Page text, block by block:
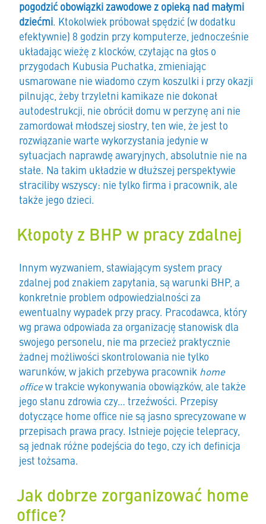
pogodzić obowiązki zawodowe z opieką nad małymi
dziećmi. Ktokolwiek próbował spędzić (w dodatku
efektywnie) 8 godzin przy komputerze, jednocześnie
układając wieżę z klocków, czytając na głos o
przygodach Kubusia Puchatka, zmieniając
usmarowane nie wiadomo czym koszulki i przy okazji
pilnując, żeby trzyletni kamikaze nie dokonał
autodestrukcji, nie obrócił domu w perzynę ani nie
zamordował młodszej siostry, ten wie, że jest to
rozwiązanie warte wykorzystania jedynie w
sytuacjach naprawdę awaryjnych, absolutnie nie na
stałe. Na takim układzie w dłuższej perspektywie
straciliby wszyscy: nie tylko firma i pracownik, ale
także jego dzieci.
Kłopoty z BHP w pracy zdalnej
Innym wyzwaniem, stawiającym system pracy
zdalnej pod znakiem zapytania, są warunki BHP, a
konkretnie problem odpowiedzialności za
ewentualny wypadek przy pracy. Pracodawca, który
wg prawa odpowiada za organizację stanowisk dla
swojego personelu, nie ma przecież praktycznie
żadnej możliwości skontrolowania nie tylko
warunków, w jakich przebywa pracownik home
officew trakcie wykonywania obowiązków, ale także
jego stanu zdrowia czy… trzeźwości. Przepisy
dotyczące home office nie są jasno sprecyzowane w
przepisach prawa pracy. Istnieje pojęcie telepracy,
są jednak różne podejścia do tego, czy ich definicja
jest tożsama.
Jak dobrze zorganizować home
office?